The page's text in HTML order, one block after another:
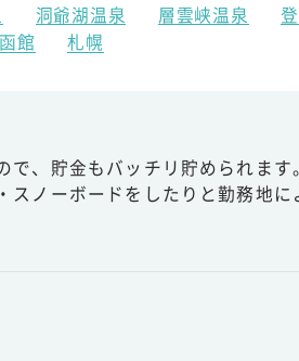
洞爺湖温泉 層雲峡温泉
函館 札幌
、貯金もバッチリ貯められま
ノーボードをしたりと勤務地に